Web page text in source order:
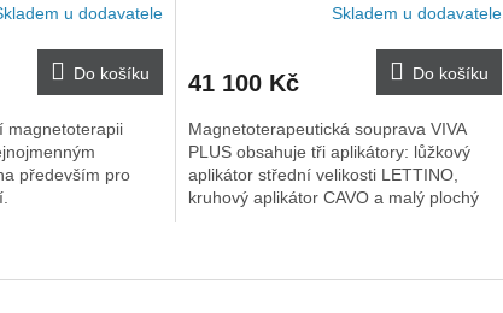
u dodavatele
Do košíku
magnetoterapii
především pro
Skladem u dodavatele
41 100 Kč Do košíku
Magnetoterapeutická souprava VIVA
PLUS obsahuje tři aplikátory: lůžkový
aplikátor střední velikosti LETTINO,
kruhový aplikátor CAVO a malý plochý
v